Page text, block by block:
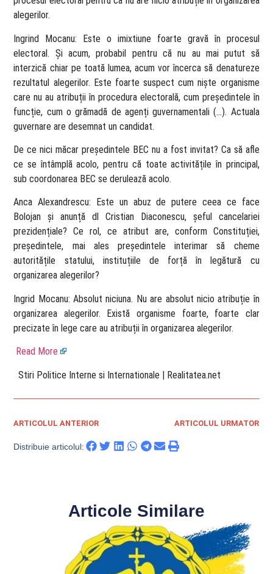
alegerilor.
Ingrind Mocanu: Este o imixtiune foarte gravă în procesul
electoral. Și acum, probabil pentru că nu au mai putut să
interzică chiar pe toată lumea, acum vor încerca să denatureze
rezultatul alegerilor. Este foarte suspect cum niște organisme
care nu au atribuții în procedura electorală, cum președintele în
funcție, cum o grămadă de agenți guvernamentali (…). Actuala
guvernare are desemnat un candidat.
De ce nici măcar președintele BEC nu a fost invitat? Ca să afle
ce se întâmplă acolo, pentru că toate activitățile în principal,
sub coordonarea BEC se derulează acolo.
Anca Alexandrescu: Este un abuz de putere ceea ce face
Bolojan și anunță dl Cristian Diaconescu, șeful cancelariei
prezidențiale? Ce rol, ce atribut are, conform Constituției,
președintele, mai ales președintele interimar să cheme
autoritățile statului, instituțiile de forță în legătură cu
organizarea alegerilor?
Ingrid Mocanu: Absolut niciuna. Nu are absolut nicio atribuție în
organizarea alegerilor. Există organisme foarte, foarte clar
precizate în lege care au atribuții în organizarea alegerilor.
Read More
​ Stiri Politice Interne si Internationale | Realitatea.net
ARTICOLUL ANTERIOR ARTICOLUL URMATOR
Distribuie articolul:
Articole Similare